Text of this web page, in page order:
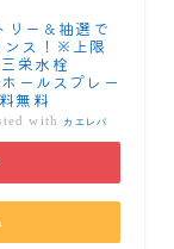
ー＆抽選で
ンス！※上限
栄水栓
ールスプレー
無料
with カエレバ